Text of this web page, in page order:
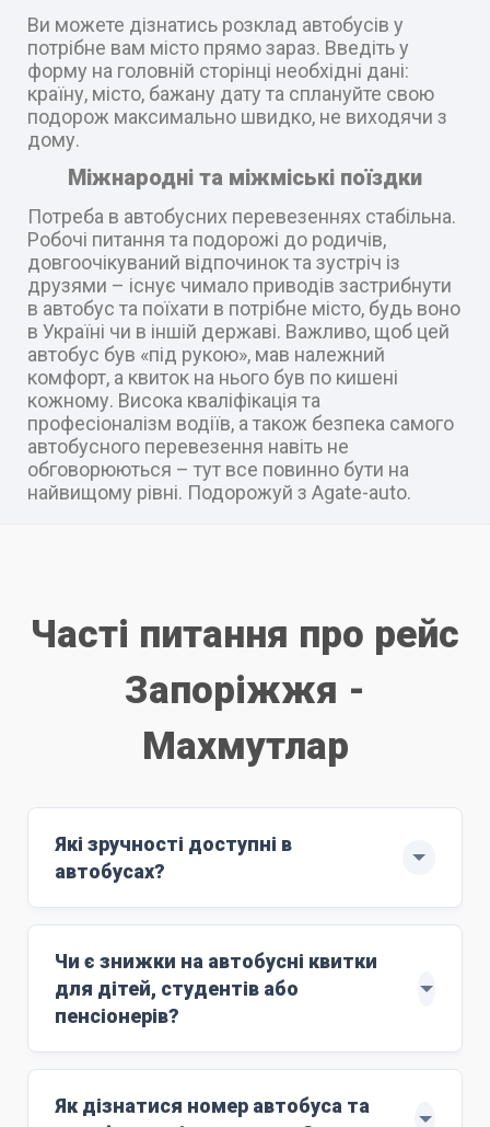
Ви можете дізнатись розклад автобусів у
потрібне вам місто прямо зараз. Введіть у
форму на головній сторінці необхідні дані:
країну, місто, бажану дату та сплануйте свою
подорож максимально швидко, не виходячи з
дому.
Міжнародні та міжміські поїздки
Потреба в автобусних перевезеннях стабільна.
Робочі питання та подорожі до родичів,
довгоочікуваний відпочинок та зустріч із
друзями – існує чимало приводів застрибнути
в автобус та поїхати в потрібне місто, будь воно
в Україні чи в іншій державі. Важливо, щоб цей
автобус був «під рукою», мав належний
комфорт, а квиток на нього був по кишені
кожному. Висока кваліфікація та
професіоналізм водіїв, а також безпека самого
автобусного перевезення навіть не
обговорюються – тут все повинно бути на
найвищому рівні. Подорожуй з Agate-auto.
Часті питання про рейс
Запоріжжя -
Махмутлар
Які зручності доступні в
автобусах?
м'які комфортні сидіння;
Wi-Fi;
кондиціонер;
працюючий туалет;
Чи є знижки на автобусні квитки
для дітей, студентів або
пенсіонерів?
Знижки поширюються на дітей віком до 10
років. Для цього маршруту ціна дитячого
квитка становить
5500 грн
. Дитяче лежаче
Як дізнатися номер автобуса та